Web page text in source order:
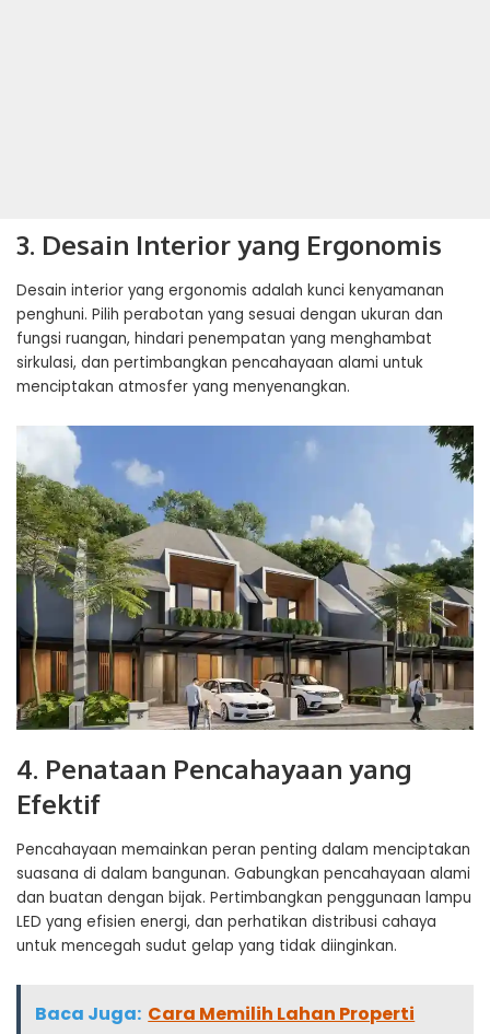
3. Desain Interior yang Ergonomis
Desain interior yang ergonomis adalah kunci kenyamanan
penghuni. Pilih perabotan yang sesuai dengan ukuran dan
fungsi ruangan, hindari penempatan yang menghambat
sirkulasi, dan pertimbangkan pencahayaan alami untuk
menciptakan atmosfer yang menyenangkan.
4. Penataan Pencahayaan yang
Efektif
Pencahayaan memainkan peran penting dalam menciptakan
suasana di dalam bangunan. Gabungkan pencahayaan alami
dan buatan dengan bijak. Pertimbangkan penggunaan lampu
LED yang efisien energi, dan perhatikan distribusi cahaya
untuk mencegah sudut gelap yang tidak diinginkan.
Baca Juga: Cara Memilih Lahan Properti